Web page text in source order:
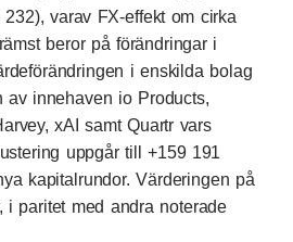
varav FX-effekt om cirka
beror på förändringar i
i enskilda bolag
av innehaven io Products,
xAI samt Quartr vars
uppgår till +159 191
kapitalrundor. Värderingen på
i paritet med andra noterade